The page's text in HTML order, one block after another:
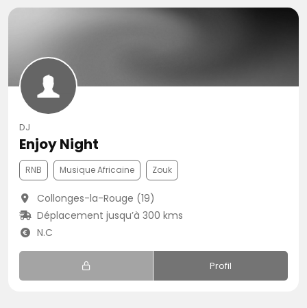
DJ
Enjoy Night
RNB Musique Africaine Zouk
Collonges-la-Rouge (19)
Déplacement jusqu’à 300 kms
N.C
Profil